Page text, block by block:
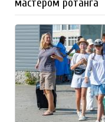
мастером ротанга